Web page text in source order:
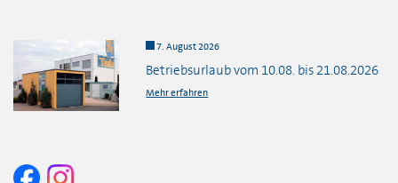
7. August 2026
Betriebsurlaub vom 10.08. bis 21.08.2026
Mehr erfahren